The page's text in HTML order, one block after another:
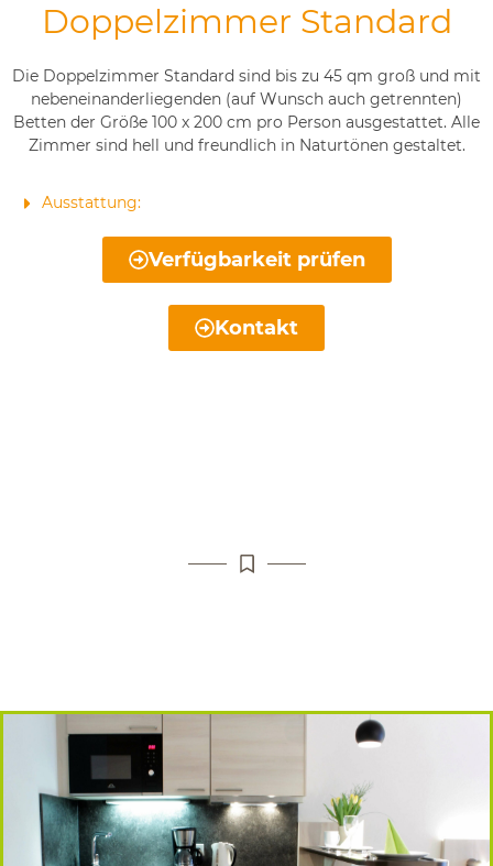
Doppelzimmer Standard
Die Doppelzimmer Standard sind bis zu 45 qm groß und mit
nebeneinanderliegenden (auf Wunsch auch getrennten)
Betten der Größe 100 x 200 cm pro Person ausgestattet. Alle
Zimmer sind hell und freundlich in Naturtönen gestaltet.
Ausstattung:
Verfügbarkeit prüfen
Kontakt